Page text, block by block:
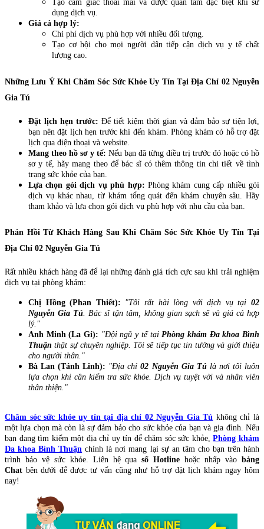
Tạo cảm giác thoải mái và được quan tâm đặc biệt khi sử
dụng dịch vụ.
Giá cả hợp lý:
Chi phí dịch vụ phù hợp với nhiều đối tượng.
Tạo cơ hội cho mọi người dân tiếp cận dịch vụ y tế chất
lượng cao.
Những Lưu Ý Khi Chăm Sóc Sức Khỏe Uy Tín Tại Địa Chỉ 02 Nguyễn
Gia Tú
Đặt lịch hẹn trước: Để tiết kiệm thời gian và đảm bảo sự tiện lợi,
bạn nên đặt lịch hẹn trước khi đến khám. Phòng khám có hỗ trợ đặt
lịch qua điện thoại và website.
Mang theo hồ sơ y tế: Nếu bạn đã từng điều trị trước đó hoặc có hồ
sơ y tế, hãy mang theo để bác sĩ có thêm thông tin chi tiết về tình
trạng sức khỏe của bạn.
Lựa chọn gói dịch vụ phù hợp: Phòng khám cung cấp nhiều gói
dịch vụ khác nhau, từ khám tổng quát đến khám chuyên sâu. Hãy
tham khảo và lựa chọn gói dịch vụ phù hợp với nhu cầu của bạn.
Phản Hồi Từ Khách Hàng Sau Khi Chăm Sóc Sức Khỏe Uy Tín Tại
Địa Chỉ 02 Nguyễn Gia Tú
Rất nhiều khách hàng đã để lại những đánh giá tích cực sau khi trải nghiệm
dịch vụ tại phòng khám:
Chị Hồng (Phan Thiết): "Tôi rất hài lòng với dịch vụ tại02
Nguyễn Gia Tú. Bác sĩ tận tâm, không gian sạch sẽ và giá cả hợp
lý."
Anh Minh (La Gi): "Đội ngũ y tế tạiPhòng khám Đa khoa Bình
Thuận thật sự chuyên nghiệp. Tôi sẽ tiếp tục tin tưởng và giới thiệu
cho người thân."
Bà Lan (Tánh Linh): "Địa chỉ02 Nguyễn Gia Túlà nơi tôi luôn
lựa chọn khi cần kiểm tra sức khỏe. Dịch vụ tuyệt vời và nhân viên
thân thiện."
Chăm sóc sức khỏe uy tín tại địa chỉ 02 Nguyễn Gia Tú không chỉ là
một lựa chọn mà còn là sự đảm bảo cho sức khỏe của bạn và gia đình. Nếu
bạn đang tìm kiếm một địa chỉ uy tín để chăm sóc sức khỏe,Phòng khám
Đa khoa Bình Thuận chính là nơi mang lại sự an tâm cho bạn trên hành
trình bảo vệ sức khỏe. Liên hệ quasố Hotline hoặc nhấp vàobảng
Chat bên dưới để được tư vấn cũng như hỗ trợ đặt lịch khám ngay hôm
nay!